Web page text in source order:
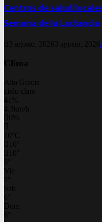
Centros de salud
Semana de la Lactancia
3 agosto, 2026 3 agosto, 2026
Clima
Alta Gracia
cielo claro
41%
4.3km/h
0%
10 C
10
10
9
Vie
7
Sab
6
Dom
6